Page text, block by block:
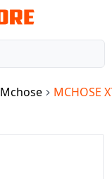
Mchose MCHOSE